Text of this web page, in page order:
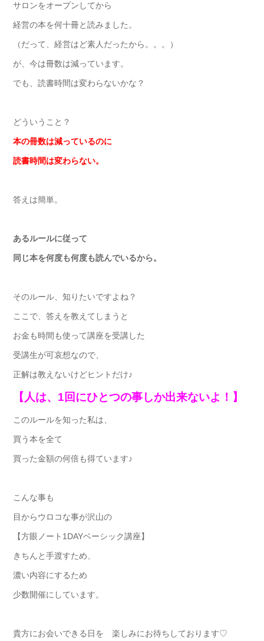
サロンをオープンしてから
経営の本を何十冊と読みました。
（だって、経営はど素人だったから。。。）
が、今は冊数は減っています。
でも、読書時間は変わらないかな？
どういうこと？
本の冊数は減っているのに
読書時間は変わらない。
答えは簡単。
あるルールに従って
同じ本を何度も何度も読んでいるから。
そのルール、知りたいですよね？
ここで、答えを教えてしまうと
お金も時間も使って講座を受講した
受講生が可哀想なので、
正解は教えないけどヒントだけ♪
【人は、1回にひとつの事しか出来ないよ！】
このルールを知った私は、
買う本を全て
買った金額の何倍も得ています♪
こんな事も
目からウロコな事が沢山の
【方眼ノート1DAYベーシック講座】
きちんと手渡すため、
濃い内容にするため
少数開催にしています。
貴方にお会いできる日を 楽しみにお待ちしております♡